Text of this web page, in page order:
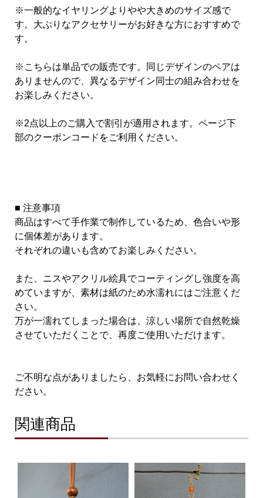
※一般的なイヤリングよりやや大きめのサイズ感で
す。大ぶりなアクセサリーがお好きな方におすすめで
す。
※こちらは単品での販売です。同じデザインのペアは
ありませんので、異なるデザイン同士の組み合わせを
お楽しみください。
※2点以上のご購入で割引が適用されます。ページ下
部のクーポンコードをご利用ください。
■ 注意事項
商品はすべて手作業で制作しているため、色合いや形
に個体差があります。
それぞれの違いも含めてお楽しみください。
また、ニスやアクリル絵具でコーティングし強度を高
めていますが、素材は紙のため水濡れにはご注意くだ
さい。
万が一濡れてしまった場合は、涼しい場所で自然乾燥
させていただくことで、再度ご使用いただけます。
ご不明な点がありましたら、お気軽にお問い合わせく
ださい。
関連商品